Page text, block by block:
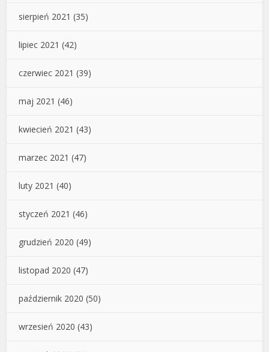
sierpień 2021 (35)
lipiec 2021 (42)
czerwiec 2021 (39)
maj 2021 (46)
kwiecień 2021 (43)
marzec 2021 (47)
luty 2021 (40)
styczeń 2021 (46)
grudzień 2020 (49)
listopad 2020 (47)
październik 2020 (50)
wrzesień 2020 (43)